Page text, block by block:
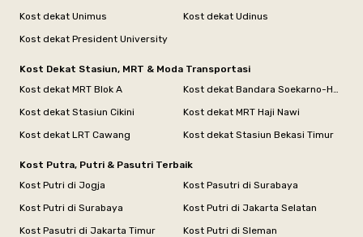
Kost dekat Unimus
Kost dekat Udinus
Kost dekat President University
Kost Dekat Stasiun, MRT & Moda Transportasi
Kost dekat MRT Blok A
Kost dekat Bandara Soekarno-Hatta
Kost dekat Stasiun Cikini
Kost dekat MRT Haji Nawi
Kost dekat LRT Cawang
Kost dekat Stasiun Bekasi Timur
Kost Putra, Putri & Pasutri Terbaik
Kost Putri di Jogja
Kost Pasutri di Surabaya
Kost Putri di Surabaya
Kost Putri di Jakarta Selatan
Kost Pasutri di Jakarta Timur
Kost Putri di Sleman